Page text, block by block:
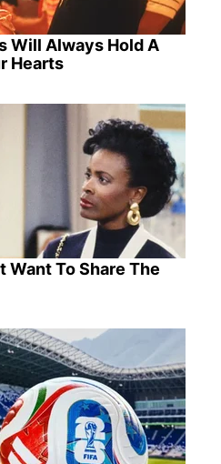
Will Always Hold A
Hearts
To Share The